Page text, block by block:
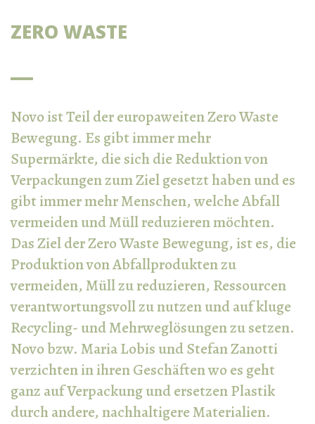
ZERO WASTE
Novo ist Teil der europaweiten Zero Waste
Bewegung. Es gibt immer mehr
Supermärkte, die sich die Reduktion von
Verpackungen zum Ziel gesetzt haben und es
gibt immer mehr Menschen, welche Abfall
vermeiden und Müll reduzieren möchten.
Das Ziel der Zero Waste Bewegung, ist es, die
Produktion von Abfallprodukten zu
vermeiden, Müll zu reduzieren, Ressourcen
verantwortungsvoll zu nutzen und auf kluge
Recycling- und Mehrweglösungen zu setzen.
Novo bzw. Maria Lobis und Stefan Zanotti
verzichten in ihren Geschäften wo es geht
ganz auf Verpackung und ersetzen Plastik
durch andere, nachhaltigere Materialien.